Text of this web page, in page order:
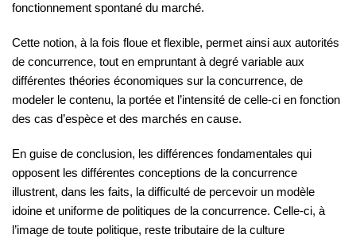
fonctionnement spontané du marché.
Cette notion, à la fois floue et flexible, permet ainsi aux autorités
de concurrence, tout en empruntant à degré variable aux
différentes théories économiques sur la concurrence, de
modeler le contenu, la portée et l’intensité de celle-ci en fonction
des cas d’espèce et des marchés en cause.
En guise de conclusion, les différences fondamentales qui
opposent les différentes conceptions de la concurrence
illustrent, dans les faits, la difficulté de percevoir un modèle
idoine et uniforme de politiques de la concurrence. Celle-ci, à
l’image de toute politique, reste tributaire de la culture